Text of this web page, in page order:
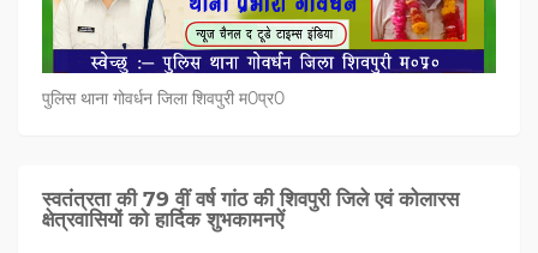
पुलिस थाना गोवर्धन जिला शिवपुरी म0प्र0
स्वतंत्रता की 79 वीं वर्ष गांठ की शिवपुरी जिले एवं कोलारस
क्षेत्रवासियों को हार्दिक शुभकामनऐं